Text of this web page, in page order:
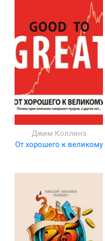
Джим Коллинз
От хорошего к великому